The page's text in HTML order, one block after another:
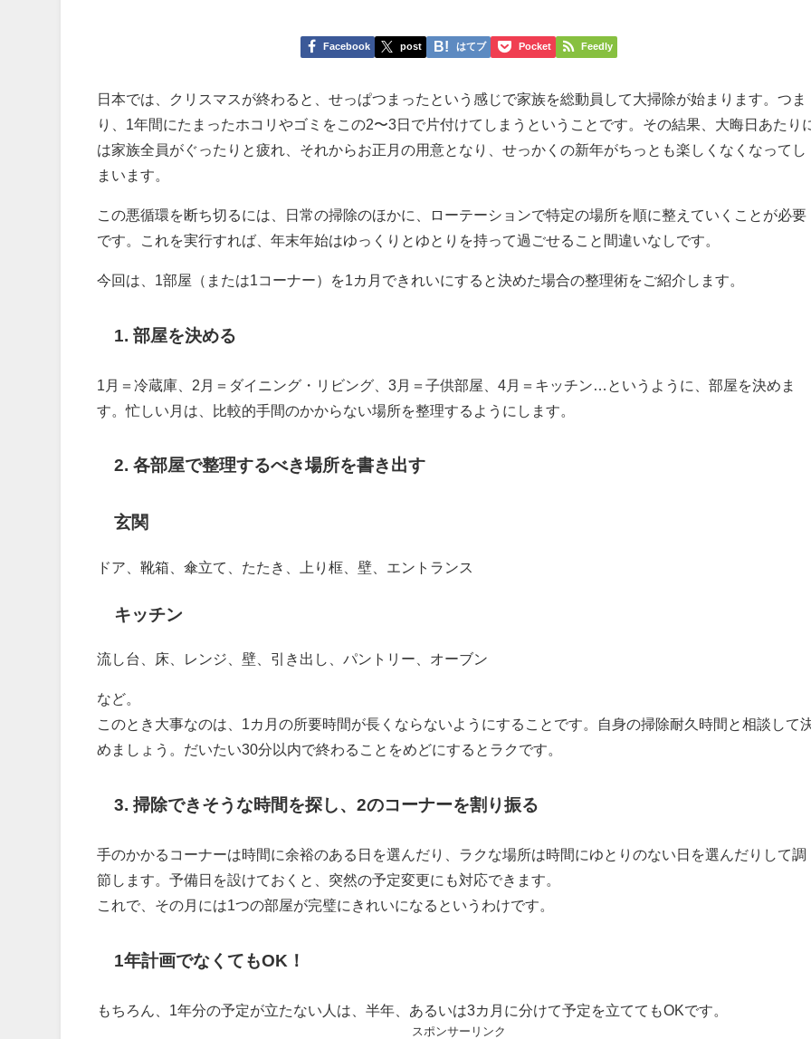
Facebook post はてブ Pocket Feedly
日本では、クリスマスが終わると、せっぱつまったという感じで家族を総動員して大掃除が始まります。つま
り、1年間にたまったホコリやゴミをこの2〜3日で片付けてしまうということです。その結果、大晦日あたり
は家族全員がぐったりと疲れ、それからお正月の用意となり、せっかくの新年がちっとも楽しくなくなってし
まいます。
この悪循環を断ち切るには、日常の掃除のほかに、ローテーションで特定の場所を順に整えていくことが必要
です。これを実行すれば、年末年始はゆっくりとゆとりを持って過ごせること間違いなしです。
今回は、1部屋（または1コーナー）を1カ月できれいにすると決めた場合の整理術をご紹介します。
1. 部屋を決める
1月＝冷蔵庫、2月＝ダイニング・リビング、3月＝子供部屋、4月＝キッチン…というように、部屋を決めま
す。忙しい月は、比較的手間のかからない場所を整理するようにします。
2. 各部屋で整理するべき場所を書き出す
玄関
ドア、靴箱、傘立て、たたき、上り框、壁、エントランス
キッチン
流し台、床、レンジ、壁、引き出し、パントリー、オーブン
など。
このとき大事なのは、1カ月の所要時間が長くならないようにすることです。自身の掃除耐久時間と相談して
めましょう。だいたい30分以内で終わることをめどにするとラクです。
3. 掃除できそうな時間を探し、2のコーナーを割り振る
手のかかるコーナーは時間に余裕のある日を選んだり、ラクな場所は時間にゆとりのない日を選んだりして調
節します。予備日を設けておくと、突然の予定変更にも対応できます。
これで、その月には1つの部屋が完璧にきれいになるというわけです。
1年計画でなくてもOK！
もちろん、1年分の予定が立たない人は、半年、あるいは3カ月に分けて予定を立ててもOKです。
スポンサーリンク